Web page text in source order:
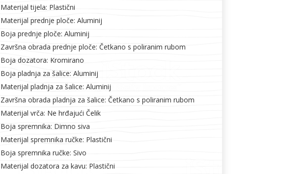
Materijal tijela: Plastični
Materijal prednje ploče: Aluminij
Boja prednje ploče: Aluminij
Završna obrada prednje ploče: Četkano s poliranim rubom
Boja dozatora: Kromirano
Boja pladnja za šalice: Aluminij
Materijal pladnja za šalice: Aluminij
Završna obrada pladnja za šalice: Četkano s poliranim rubom
Materijal vrča: Ne hrđajući Čelik
Boja spremnika: Dimno siva
Materijal spremnika ručke: Plastični
Boja spremnika ručke: Sivo
Materijal dozatora za kavu: Plastični